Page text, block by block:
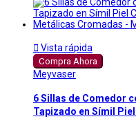
 Vista rápida
Compra Ahora
Meyvaser
6 Sillas de Comedor
Tapizado en Símil